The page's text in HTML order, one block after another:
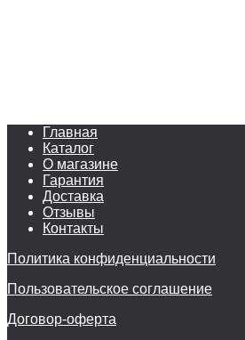
Главная
Каталог
О магазине
Гарантия
Доставка
Отзывы
Контакты
Политика конфиденциальности
Пользовательское соглашение
Договор-оферта